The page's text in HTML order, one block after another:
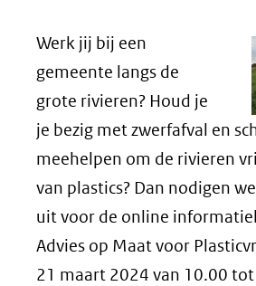
een
andere
website)
Werk jij bij een
gemeente langs de
grote rivieren? Houd je
je bezig met zwerfafval en
meehelpen om de rivieren
van plastics? Dan nodigen
uit voor de online
Advies op Maat voor
21 maart 2024 van 10.00